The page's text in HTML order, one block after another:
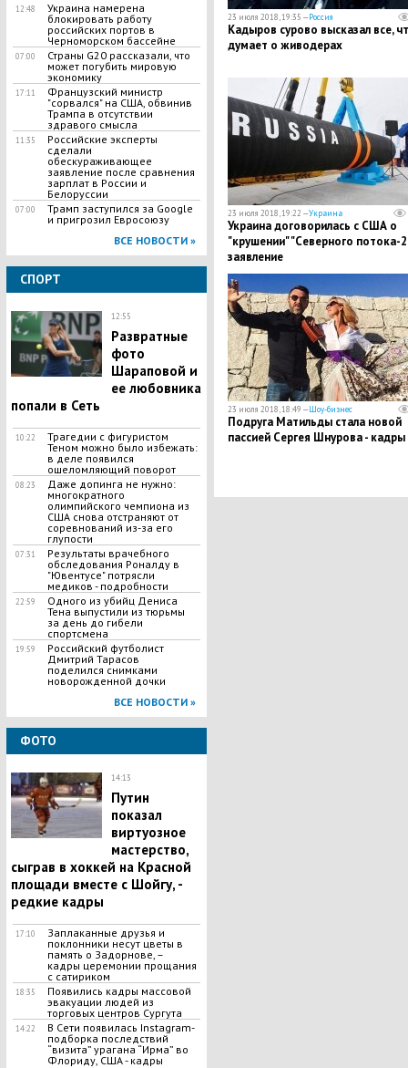
12:48
Украина намерена
блокировать работу
российских портов в
Черноморском бассейне
07:00
Страны G20 рассказали, что
может погубить мировую
экономику
17:11
Французский министр
"сорвался" на США, обвинив
Трампа в отсутствии
здравого смысла
11:35
Российские эксперты
сделали
обескураживающее
заявление после сравнения
зарплат в России и
Белоруссии
07:00
Трамп заступился за Google
и пригрозил Евросоюзу
ВСЕ НОВОСТИ »
СПОРТ
12:55
Развратные
фото
Шараповой и
ее любовника
попали в Сеть
10:22
Трагедии с фигуристом
Теном можно было избежать:
в деле появился
ошеломляющий поворот
08:23
Даже допинга не нужно:
многократного
олимпийского чемпиона из
США снова отстраняют от
соревнований из-за его
глупости
07:31
​Результаты врачебного
обследования Роналду в
"Ювентусе" потрясли
медиков - подробности
22:59
Одного из убийц Дениса
Тена выпустили из тюрьмы
за день до гибели
спортсмена
19:59
Российский футболист
Дмитрий Тарасов
поделился снимками
новорожденной дочки
ВСЕ НОВОСТИ »
ФОТО
14:13
Путин
показал
виртуозное
мастерство,
сыграв в хоккей на Красной
площади вместе с Шойгу, -
редкие кадры
17:10
Заплаканные друзья и
поклонники несут цветы в
память о Задорнове, –
кадры церемонии прощания
с сатириком
18:35
Появились кадры массовой
эвакуации людей из
торговых центров Сургута
14:22
В Сети появилась Іnstagram-
подборка последствий
“визита” урагана “Ирма” во
Флориду, США - кадры
23 июля 2018, 19:35 —Россия
Кадыров сурово высказал все,
думает о живодерах
23 июля 2018, 19:22 —Украина
Украина договорилась с США о
"крушении" "Северного потока-
заявление
23 июля 2018, 18:49 —Шоу-бизнес
Подруга Матильды стала новой
пассией Сергея Шнурова - кадры